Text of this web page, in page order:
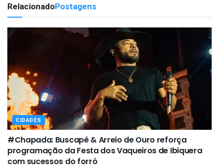
RelacionadoPostagens
CIDADES
#Chapada: Buscapé & Arreio de Ouro reforça
programação da Festa dos Vaqueiros de Ibiquera
com sucessos do forró